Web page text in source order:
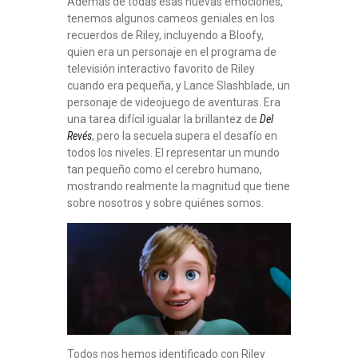
tenemos algunos cameos geniales en los
recuerdos de Riley, incluyendo a Bloofy,
quien era un personaje en el programa de
televisión interactivo favorito de Riley
cuando era pequeña, y Lance Slashblade, un
personaje de videojuego de aventuras. Era
una tarea difícil igualar la brillantez de Del
Revés, pero la secuela supera el desafío en
todos los niveles. El representar un mundo
tan pequeño como el cerebro humano,
mostrando realmente la magnitud que tiene
sobre nosotros y sobre quiénes somos.
Todos nos hemos identificado con Riley